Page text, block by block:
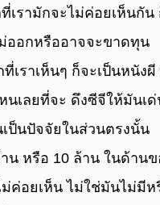
ออกหรืออาจจะขาดทุน
เราเห็นๆ ก็จะเป็นหนังผี
เลยที่จะ ดึงซีจีให้มันเด่
ป็นปัจจัยในส่วนตรงนั้น
น หรือ 10 ล้าน ในด้านข
ค่อยเห็น ไม่ใช่มันไม่มีห